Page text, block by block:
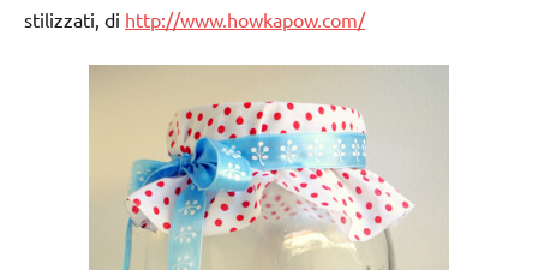
stilizzati, di http://www.howkapow.com/